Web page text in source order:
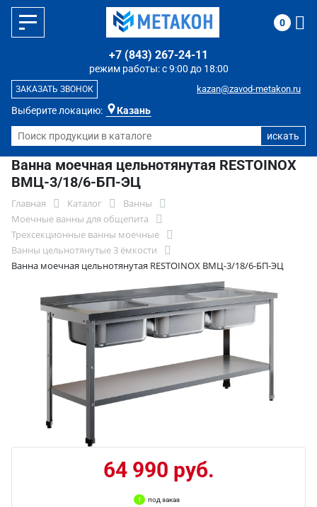
Выберите локацию: Казань
режим работы: с 9:00 до 18:00
+7 (843) 267-24-11
kazan@zavod-metakon.ru
ЗАКАЗАТЬ ЗВОНОК
0
Ванна моечная цельнотянутая RESTOINOX
ВМЦ-3/18/6-БП-ЭЦ
Главная Каталог
Ванны
Моечные ванны для общепита
Трехсекционные ванны моечные
Ванны цельнотянутые 3 ёмкости
Ванна моечная цельнотянутая RESTOINOX ВМЦ-3/18/6-БП-ЭЦ
64 990 руб.
под заказ